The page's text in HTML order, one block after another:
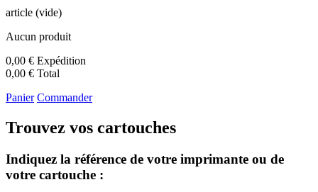
article (vide)
Aucun produit
0,00 € Expédition
0,00 € Total
Panier Commander
Trouvez vos cartouches
Indiquez la référence de votre imprimante ou de
votre cartouche :